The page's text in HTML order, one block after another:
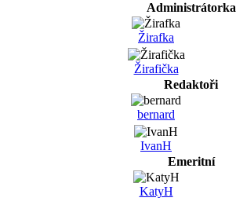
Administrátorka
Žirafka
Žirafička
Redaktoři
bernard
IvanH
Emeritní
KatyH